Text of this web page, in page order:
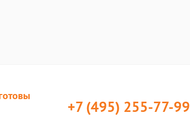
+7 (495) 255-77-99